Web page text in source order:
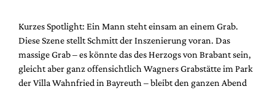
Redaktion
Autor:innen
Partner
Mediadaten
Kurzes Spotlight: Ein Mann steht einsam an einem Grab.
Diese Szene stellt Schmitt der Inszenierung voran. Das
massige Grab – es könnte das des Herzogs von Brabant sein,
gleicht aber ganz offensichtlich Wagners Grabstätte im Park
der Villa Wahnfried in Bayreuth – bleibt den ganzen Abend